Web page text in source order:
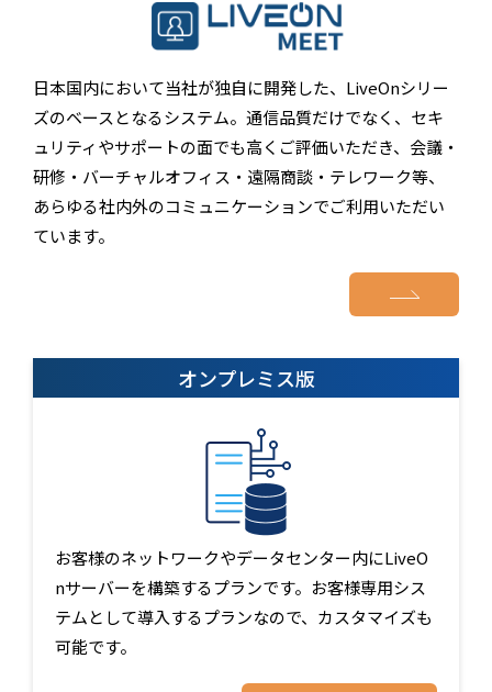
日本国内において当社が独自に開発した、LiveOnシリー
ズのベースとなるシステム。通信品質だけでなく、セキ
ュリティやサポートの面でも高くご評価いただき、会議・
研修・バーチャルオフィス・遠隔商談・テレワーク等、
あらゆる社内外のコミュニケーションでご利用いただい
ています。
オンプレミス版
お客様のネットワークやデータセンター内にLiveO
nサーバーを構築するプランです。お客様専用シス
テムとして導入するプランなので、カスタマイズも
可能です。